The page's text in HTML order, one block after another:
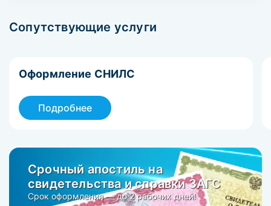
Сопутствующие услуги
Оформление СНИЛС
Подробнее
Срочный апостиль на
свидетельства и справки ЗАГС
Срок оформления — до 2 рабочих дней!